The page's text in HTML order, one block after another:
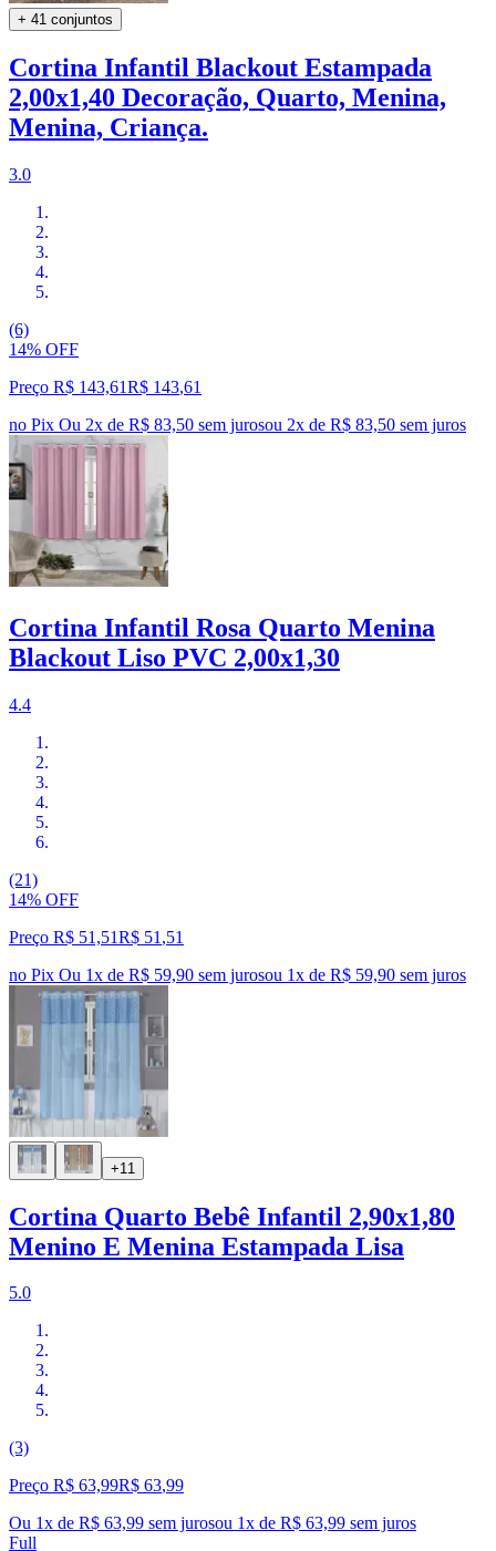
+ 41 conjuntos
Cortina Infantil Blackout Estampada
2,00x1,40 Decoração, Quarto, Menina,
Menina, Criança.
3.0
(6)
14% OFF
Preço R$ 143,61R$ 143,61
no Pix Ou 2x de R$ 83,50 sem jurosou 2x de R$ 83,50 sem juros
Cortina Infantil Rosa Quarto Menina
Blackout Liso PVC 2,00x1,30
4.4
(21)
14% OFF
Preço R$ 51,51R$ 51 ,51
no Pix Ou 1x de R$ 59,90 sem jurosou 1x de R$ 59,90 sem juros
+11
Cortina Quarto Bebê Infantil 2,90x1,80
Menino E Menina Estampada Lisa
5.0
(3)
Preço R$ 63,99R$ 63,99
Ou 1x de R$ 63,99 sem jurosou 1x de R$ 63,99 sem juros
Full